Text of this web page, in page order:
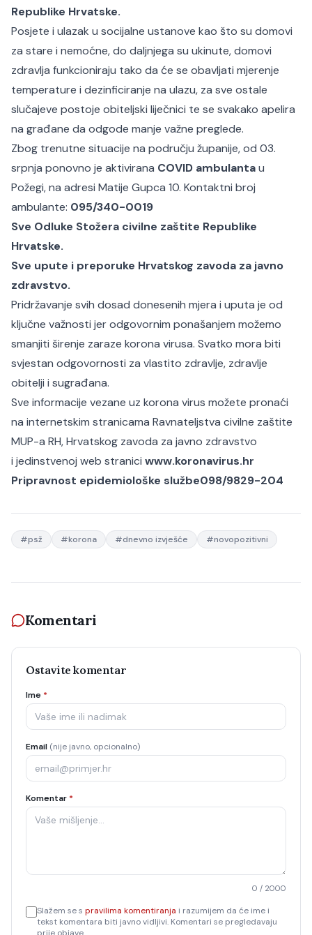
Republike Hrvatske.
Posjete i ulazak u socijalne ustanove kao što su domovi
za stare i nemoćne, do daljnjega su ukinute, domovi
zdravlja funkcioniraju tako da će se obavljati mjerenje
temperature i dezinficiranje na ulazu, za sve ostale
slučajeve postoje obiteljski liječnici te se svakako apelira
na građane da odgode manje važne preglede.
Zbog trenutne situacije na području županije, od 03.
srpnja ponovno je aktivirana COVID ambulantau
Požegi, na adresi Matije Gupca 10. Kontaktni broj
ambulante: 095/340-0019
Sve Odluke Stožera civilne zaštite Republike
Hrvatske.
Sve upute i preporuke Hrvatskog zavoda za javno
zdravstvo.
Pridržavanje svih dosad donesenih mjera i uputa je od
ključne važnosti jer odgovornim ponašanjem možemo
smanjiti širenje zaraze korona virusa. Svatko mora biti
svjestan odgovornosti za vlastito zdravlje, zdravlje
obitelji i sugrađana.
Sve informacije vezane uz korona virus možete pronaći
na internetskim stranicama Ravnateljstva civilne zaštite
MUP-a RH, Hrvatskog zavoda za javno zdravstvo
i jedinstvenoj web stranici www.koronavirus.hr
Pripravnost epidemiološke službe098/9829-204
#psž #korona #dnevno izvješće #novopozitivni
Komentari
Ostavite komentar
Ime *
Email (nije javno, opcionalno)
Komentar *
0 / 2000
Slažem se s pravilima komentiranja i razumijem da će ime i
tekst komentara biti javno vidljivi. Komentari se pregledavaju